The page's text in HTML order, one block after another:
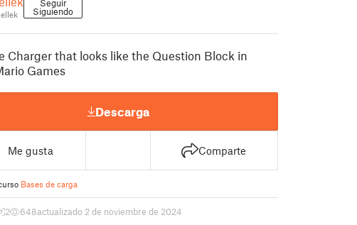
Seguir
Siguiendo
Charger that looks like the Question Block in
Games
Descarga
Me gusta Comparte
Bases de carga
2 648actualizado 2 de noviembre de 2024